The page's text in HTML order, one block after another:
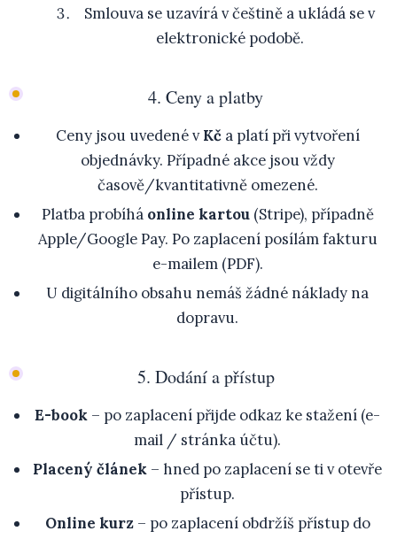
Smlouva se uzavírá v češtině a ukládá se v
elektronické podobě.
4. Ceny a platby
Ceny jsou uvedené vKča platí při vytvoření
objednávky. Případné akce jsou vždy
časově/kvantitativně omezené.
Platba probíhá online kartou(Stripe), případně
Apple/Google Pay. Po zaplacení posílám fakturu
e-mailem (PDF).
U digitálního obsahu nemáš žádné náklady na
dopravu.
5. Dodání a přístup
E-book – po zaplacení přijde odkaz ke stažení (e-
mail / stránka účtu).
Placený článek – hned po zaplacení se ti v otevře
přístup.
Online kurz– po zaplacení obdržíš přístup do